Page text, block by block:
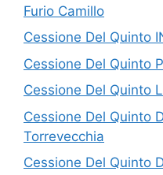
Furio Camillo
Cessione Del Quinto
Cessione Del Quinto
Cessione Del Quinto
Cessione Del Quinto
Torrevecchia
Cessione Del Quinto